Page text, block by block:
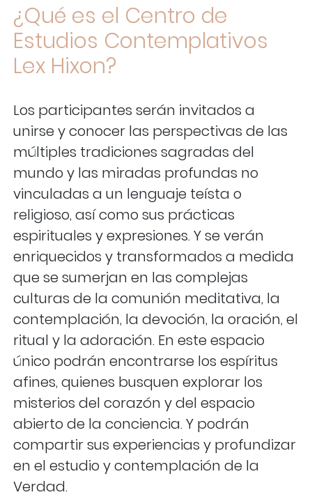
¿Qué es el Centro de
Estudios Contemplativos
Lex Hixon?
Los participantes serán invitados a
unirse y conocer las perspectivas de las
múltiples tradiciones sagradas del
mundo y las miradas profundas no
vinculadas a un lenguaje teísta o
religioso, así como sus prácticas
espirituales y expresiones. Y se verán
enriquecidos y transformados a medida
que se sumerjan en las complejas
culturas de la comunión meditativa, la
contemplación, la devoción, la oración, el
ritual y la adoración. En este espacio
único podrán encontrarse los espíritus
afines, quienes busquen explorar los
misterios del corazón y del espacio
abierto de la conciencia. Y podrán
compartir sus experiencias y profundizar
en el estudio y contemplación de la
Verdad.